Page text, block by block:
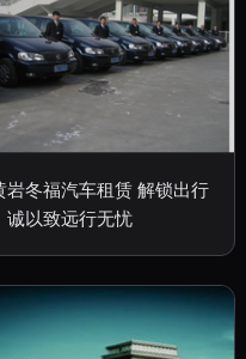
岩冬福汽车租赁 解锁出行
诚以致远行无忧